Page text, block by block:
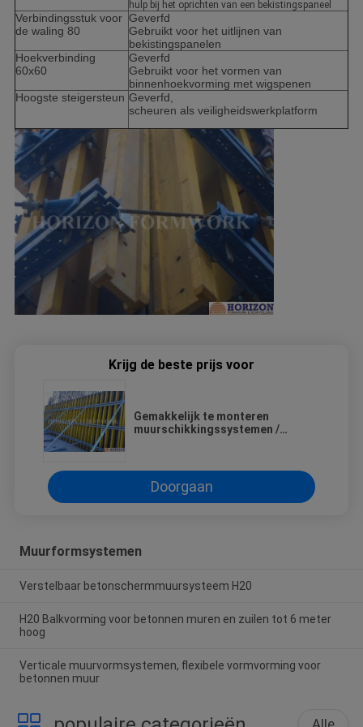
hulp bij het oprichten van een bekistingspaneel
Verbindingsstuk voor
de waling 80
Geverfd
Gebruikt voor het uitlijnen van
bekistingspanelen
Hoekverbinding
60x60
Geverfd
Gebruikt voor het vormen van
binnenhoekvorming met wigspenen
Hoogste steigersteun Geverfd,
scheuren als veiligheidswerkplatform
Krijg de beste prijs voor
Gemakkelijk te monteren
muurschikkingssystemen /
Doorgaan
Muurformsystemen
Verstelbaar betonschermmuursysteem H20
H20 Balkvorming voor betonnen muren en zuilen tot 6 meter
hoog
Verticale muurvormsystemen, flexibele vormvorming voor
betonnen muur
Alle